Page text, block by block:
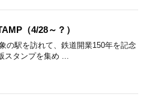
（4/28～？）
の駅を訪れて、鉄道開業150年を記念
スタンプを集め ...